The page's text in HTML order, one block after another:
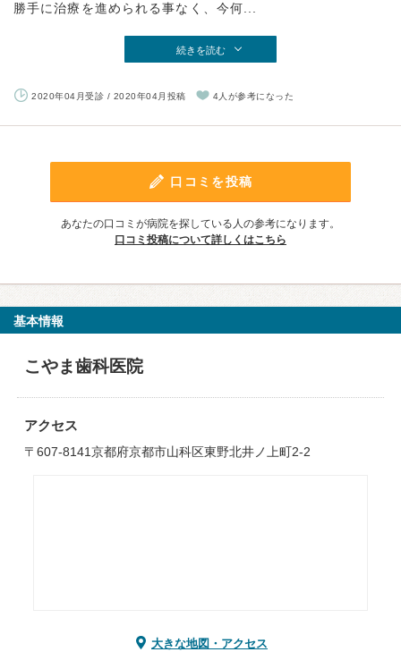
勝手に治療を進められる事なく、今何...
続きを読む
2020年04月受診 / 2020年04月投稿 4人が参考になった
口コミを投稿
あなたの口コミが病院を探している人の参考になります。
口コミ投稿について詳しくはこちら
基本情報
こやま歯科医院
アクセス
〒607-8141京都府京都市山科区東野北井ノ上町2-2
大きな地図・アクセス